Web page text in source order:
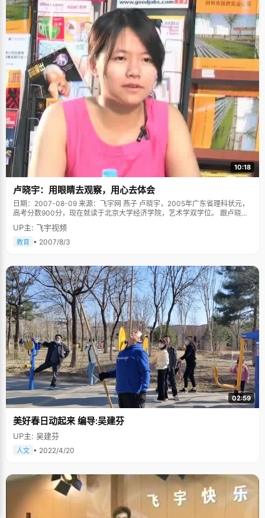
10:18
卢晓宇：用眼睛去观察，用心去体会
日期：2007-08-09 来源：飞宇网 燕子 卢晓宇，2005年广东省理科状元，
高考分数900分，现在就读于北京大学经济学院，艺术学双学位。 跟卢晓宇
在一起，你一定会感觉到有些闷，或许跟性格有关系，她不是一个爱说话，
主动的女孩，但是身上又透出一种沉淀后的成熟，让人信赖。她的高中生活
如初见她的时候一样闷，跟身边每个高中生一样稀松平常，按部就班，倒是
的短暂回忆，不过倒是培养了卢晓宇对艺术的兴趣。所以除了经济学以外，
卢晓宇选择了艺术学双学。 卢晓宇喜欢看电影，特别是香港电影，"在很多无
厘头的电影中，会发现很多好电影，《从英雄本色》开始"。周末有空的时
候，卢晓宇会跑去看画展，一个人站在画的海洋中静静品味，北京这个文化
大都市，也极大的满足了她对艺术的爱好，"我特别喜欢齐白石、李可染的
画，有种特别的意境在里边。"卢晓宇喜欢摄影，去年，她刚买了个佳能的照
相机，没事的时候到处拍，基本机不离身，"我特别喜欢拍摄景物，尤其是那
些能引起共鸣的旧旧的东西，照人也会很有意思。"卢晓宇的电脑里存了很多
照片，都是她到处走的足迹，不过鲜有她自己的照片，跟很多摄影人一样，
她喜欢站在旁边看这个世界。卢晓宇喜欢音乐剧，她加入了北大的音乐剧
社，每次的讲座、音乐剧、短片、资料片她都不会缺席，不过却从来没有想
着要去参与其中饰演一个角色。卢晓宇有一双爱观察的眼睛，她选择用眼睛
代替身体和语言来体会这个世界。 我心里非常不愿意去记录以下的文字，但
是生活中的每一段快乐和悲伤的回忆都是一段不可忽略的胶片，她从另一个
侧面反映着卢晓宇，一个坚强的女孩。 卢晓宇在一个幸福的家庭中长大，妈
的手，给我讲海边农村的故事。有时候会跟我说一些感悟到的人生故事，哲
理，语重心长的跟我讲人生的道理，问我对事情的看法，引导我去思考一些
问题。" 初二的时候，生活在这一刻定格，卢晓宇的爸爸因为车祸去世，当噩
耗传来的时候，妈妈立即失声痛哭起来，悲伤的气氛弥漫了整个家庭，但是
柱。"可以说，就从那一刻开始，卢晓宇似乎一下子成长起来。虽然她也偷偷
的哭过，但是在妈妈面前，她总是表现得很坚强，很懂事，不想表现出自己
比较脆弱的一面。 爸爸离开后，家庭的重担一下子全部压在了妈妈的身上 ，
还好，一直以来勤俭的持家之道让生活可以顺利的过下去。卢晓宇读高中的
时候，家里的亲戚们都很热心的想给卢晓宇的妈妈介绍对象，对于要接受一
UP主: 飞宇视频
教育 • 2007/8/3
02:59
美好春日动起来 编导:吴建芬
UP主: 吴建芬
人文 • 2022/4/20